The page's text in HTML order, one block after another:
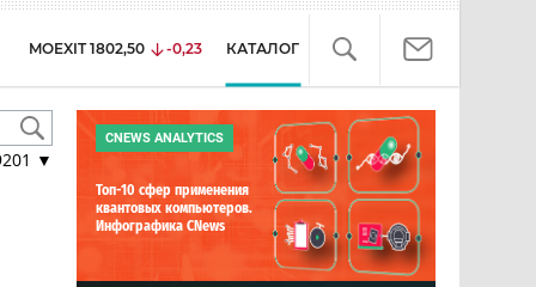
MOEXIT 1802,50 -0,23 КАТАЛОГ
▼
CNEWS ANALYTICS
Топ-10 сфер применения
квантовых компьютеров.
Инфографика CNews